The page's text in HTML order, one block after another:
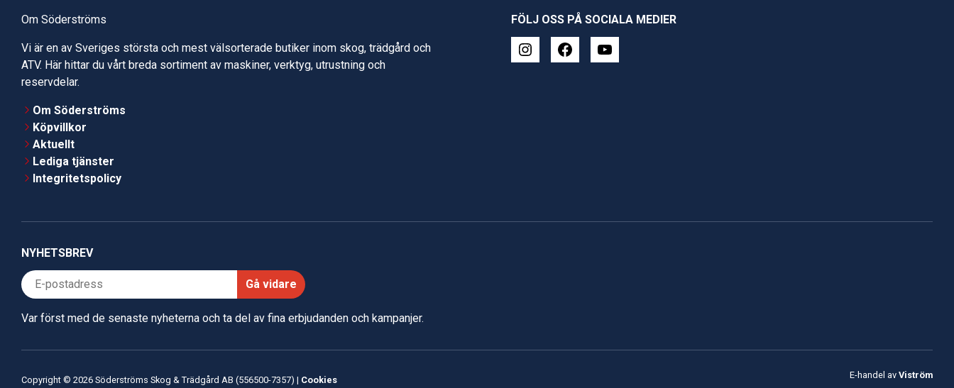
Om Söderströms
Vi är en av Sveriges största och mest välsorterade butiker inom skog, trädgård och
ATV. Här hittar du vårt breda sortiment av maskiner, verktyg, utrustning och
reservdelar.
Om Söderströms
Köpvillkor
Aktuellt
Lediga tjänster
Integritetspolicy
FÖLJ OSS PÅ SOCIALA MEDIER
NYHETSBREV
Gå vidare
Var först med de senaste nyheterna och ta del av fina erbjudanden och kampanjer.
Copyright © 2026 Söderströms Skog & Trädgård AB (556500-7357) | Cookies E-handel av Viström